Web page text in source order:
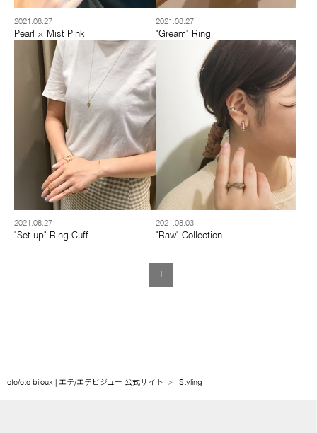
2021.08.27
Pearl × Mist Pink
2021.08.27
"Gream" Ring
2021.08.27
"Set-up" Ring Cuff
2021.08.03
"Raw" Collection
1
ete/ete bijoux | エテ/エテビジュー 公式サイト Styling